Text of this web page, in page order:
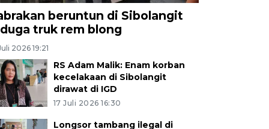
beruntun di Sibolangit
truk rem blong
2026 19:21
RS Adam Malik: Enam korban
kecelakaan di Sibolangit
dirawat di IGD
17 Juli 2026 16:30
Longsor tambang ilegal di